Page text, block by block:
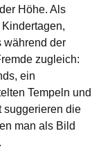
Höhe. Als
während der
zugleich:
ein
Tempeln und
suggerieren die
man als Bild